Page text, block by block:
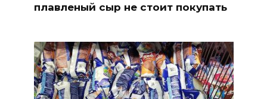
плавленый сыр не стоит покупать